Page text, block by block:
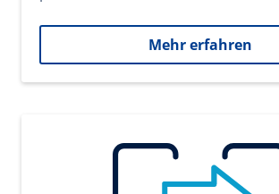
Mehr erfahren